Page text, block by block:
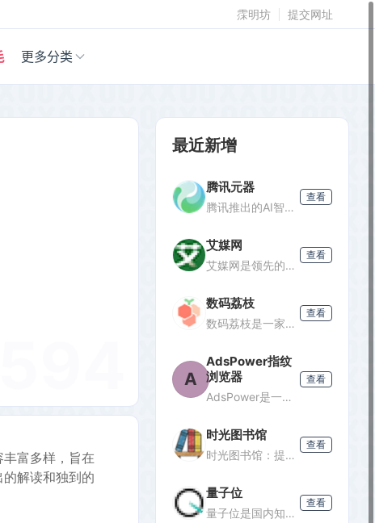
霂明坊 提交网址
更多分类
富多样，旨在
解读和独到的
最近新增
腾讯元器
腾讯推出的AI智能体创建与分发平台，支持零代码开发专属AI聊天机器人，深度集成腾讯生态能力，可分发至微信等渠道。
查看
艾媒网
艾媒网是领先的新经济产业第三方数据挖掘分析机构，提供行业报告、消费洞察和商业趋势数据，覆盖AI、电商、汽车等多个领域。
查看
数码荔枝
数码荔枝是一家正版软件商店，销售Win/Mac/iOS/Android平台的影音、办公、设计等软件，并提供使用教程和会员优惠。
查看
A
AdsPower指纹
浏览器
AdsPower是一款专业的指纹浏览器，支持多账号防关联管理，适用于跨境电商、广告投放、社媒营销等场景，提供独立浏览器环境，降低封号风险。
查看
时光图书馆
时光图书馆：提供经典珍藏图书、照片、杂志等文化资源的数字平台。
查看
量子位
量子位是国内知名的科技媒体，专注于人工智能领域，提供最新AI资讯、行业分析和深度报道，是了解AI发展的重要窗口。
查看